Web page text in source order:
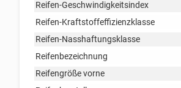
Reifen-Geschwindigkeitsindex
Reifen-Kraftstoffeffizienzklasse
Reifen-Nasshaftungsklasse
Reifenbezeichnung
Reifengröße vorne